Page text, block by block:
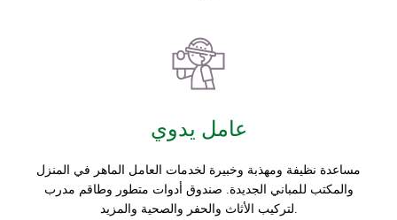
عامل يدوي
مساعدة نظيفة ومهذبة وخبيرة لخدمات العامل الماهر في المنزل
والمكتب للمباني الجديدة. صندوق أدوات متطور وطاقم مدرب
لتركيب الأثاث والحفر والصحية والمزيد.